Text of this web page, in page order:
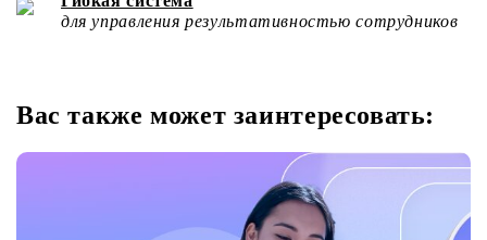
для управления результативностью сотрудников
Вас также может заинтересовать: